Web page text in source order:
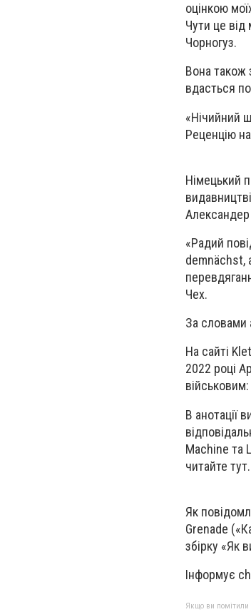
оцінкою
Чути це від
Чорногуз.
Вона також
вдасться
«Нічийний
Реценцію
Німецький
Александер
«Радий
demnächst,
Чех.
За словами
На сайті
2022 році
В анотації
Machine та
читайте тут.
Як
Grenade
збірку «Як
Інформує
Якщо ви помітили